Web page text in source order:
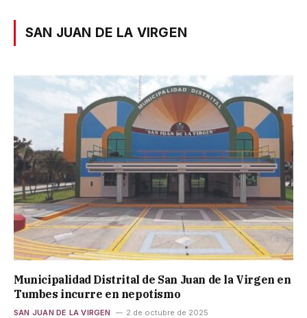
SAN JUAN DE LA VIRGEN
Municipalidad Distrital de San Juan de la Virgen en
Tumbes incurre en nepotismo
SAN JUAN DE LA VIRGEN 2 de octubre de 2025